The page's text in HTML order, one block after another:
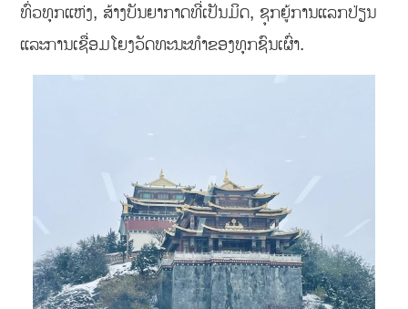
ທົ່ວທຸກແຫ່ງ, ສ້າງບັນຍາກາດທີ່ເປັນມິດ, ຊຸກຍູ້ການແລກປ່ຽນ
ແລະການເຊື່ອມໂຍງວັດທະນະທໍາຂອງທຸກຊົນເຜົ່າ.